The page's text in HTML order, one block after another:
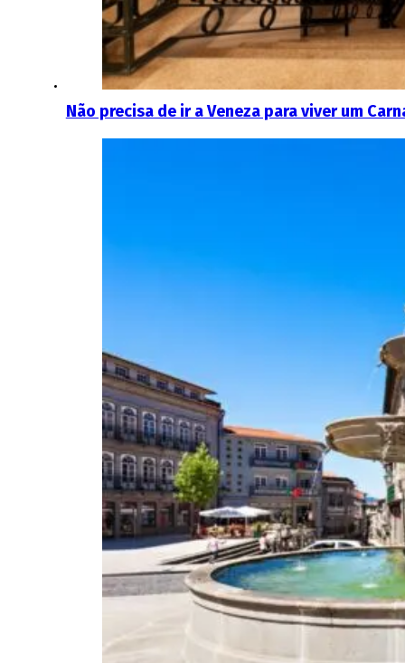
Não precisa de ir a Veneza para viver um